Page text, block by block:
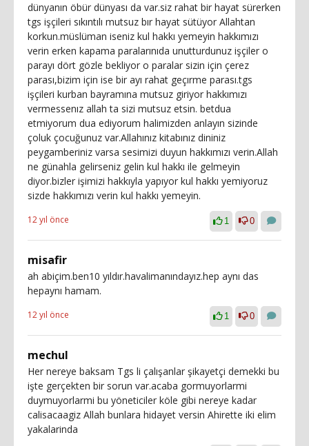
dünyanın öbür dünyası da var.siz rahat bir hayat sürerken
tgs işçileri sıkıntılı mutsuz bır hayat sütüyor Allahtan
korkun.müslüman iseniz kul hakkı yemeyin hakkımızı
verin erken kapama paralarınıda unutturdunuz işçiler o
parayı dört gözle bekliyor o paralar sizin için çerez
parası,bizim için ise bir ayı rahat geçırme parası.tgs
işçileri kurban bayramına mutsuz giriyor hakkımızı
vermessenız allah ta sizi mutsuz etsin. betdua
etmiyorum dua ediyorum halimizden anlayın sizinde
çoluk çocuğunuz var.Allahınız kitabınız dininiz
peygamberiniz varsa sesimizi duyun hakkımızı verin.Allah
ne günahla gelirseniz gelin kul hakkı ile gelmeyin
diyor.bizler işimizi hakkıyla yapıyor kul hakkı yemiyoruz
sizde hakkımızı verin kul hakkı yemeyin.
12 yıl önce 1 0
misafir
ah abiçim.ben10 yıldır.havalimanındayız.hep aynı das
hepaynı hamam.
12 yıl önce 1 0
mechul
Her nereye baksam Tgs li çalışanlar şikayetçi demekki bu
işte gerçekten bir sorun var.acaba gormuyorlarmi
duymuyorlarmi bu yöneticiler köle gibi nereye kadar
calisacaagiz Allah bunlara hidayet versin Ahirette iki elim
yakalarinda